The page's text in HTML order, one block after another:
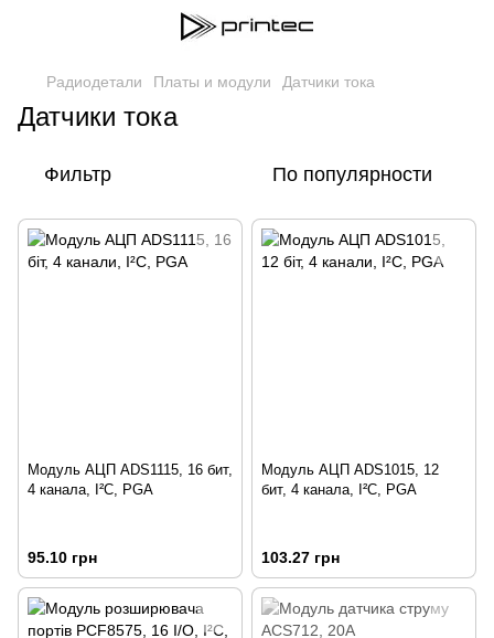
Радиодетали Платы и модули Датчики тока
Датчики тока
Фильтр По популярности
Модуль АЦП ADS1115, 16 бит,
4 канала, I²C, PGA
95.10 грн
Модуль АЦП ADS1015, 12
бит, 4 канала, I²C, PGA
103.27 грн